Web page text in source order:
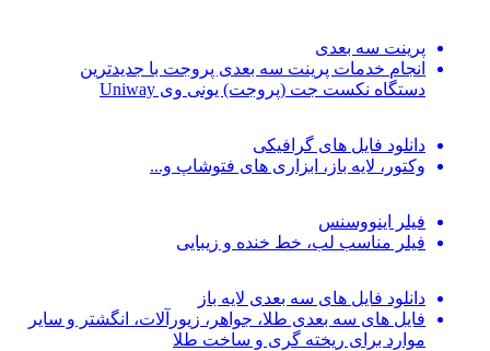
پرینت سه بعدی
انجام خدمات پرینت سه بعدی پروجت با جدیدترین
دستگاه نکست جت (پروجت) یونی وی Uniway
دانلود فایل های گرافیکی
وکتور، لایه باز، ابزاری های فتوشاپ و...
فیلر اینووسنس
فیلر مناسب لب، خط خنده و زیبایی
دانلود فایل های سه بعدی لایه باز
فایل های سه بعدی طلا، جواهر، زیورآلات، انگشتر و سایر
موارد برای ریخته گری و ساخت طلا